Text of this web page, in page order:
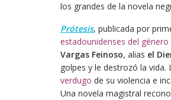
los grandes de la novela
Prótesis, publicada por
estadounidenses del género
Vargas Feinoso, alias el
golpes y le destrozó la
verdugo de su violencia e
Una novela magistral